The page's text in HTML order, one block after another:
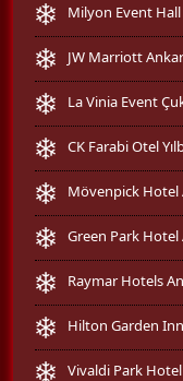
Milyon Event Hall
JW Marriott
La Vinia Event
CK Farabi Otel
Mövenpick Hotel
Green Park Hotel
Raymar Hotels
Hilton Garden Inn
Vivaldi Park Hotel